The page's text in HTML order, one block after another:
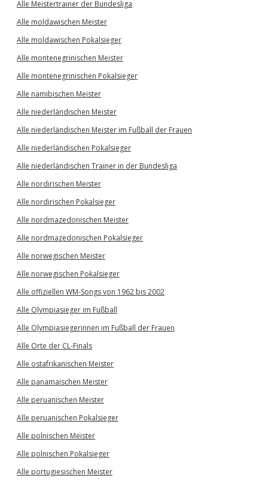
Alle Meistertrainer der Bundesliga
Alle moldawischen Meister
Alle moldawischen Pokalsieger
Alle montenegrinischen Meister
Alle montenegrinischen Pokalsieger
Alle namibischen Meister
Alle niederländischen Meister
Alle niederländischen Meister im Fußball der Frauen
Alle niederländischen Pokalsieger
Alle niederländischen Trainer in der Bundesliga
Alle nordirischen Meister
Alle nordirischen Pokalsieger
Alle nordmazedonischen Meister
Alle nordmazedonischen Pokalsieger
Alle norwegischen Meister
Alle norwegischen Pokalsieger
Alle offiziellen WM-Songs von 1962 bis 2002
Alle Olympiasieger im Fußball
Alle Olympiasiegerinnen im Fußball der Frauen
Alle Orte der CL-Finals
Alle ostafrikanischen Meister
Alle panamaischen Meister
Alle peruanischen Meister
Alle peruanischen Pokalsieger
Alle polnischen Meister
Alle polnischen Pokalsieger
Alle portugiesischen Meister